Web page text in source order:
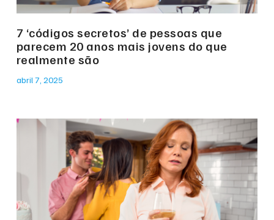
7 ‘códigos secretos’ de pessoas que
parecem 20 anos mais jovens do que
realmente são
abril 7, 2025